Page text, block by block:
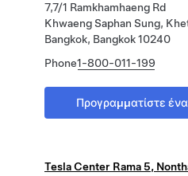
7,7/1 Ramkhamhaeng Rd
Khwaeng Saphan Sung,
Bangkok, Bangkok 10240
Phone1-800-011-199
Προγραμματίστε
Tesla Center Rama 5,